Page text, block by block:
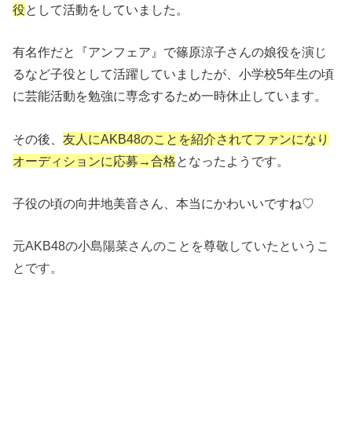
役として活動をしていました。
有名作だと『アンフェア』で篠原涼子さんの娘役を演じ
るなど子役として活躍していましたが、小学校5年生の頃
に芸能活動を勉強に専念するため一時休止しています。
その後、友人にAKB48のことを紹介されてファンになり
オーディションに応募→合格となったようです。
子役の頃の向井地美音さん、本当にかわいいですね♡
元AKB48の小島陽菜さんのことを尊敬していたというこ
とです。